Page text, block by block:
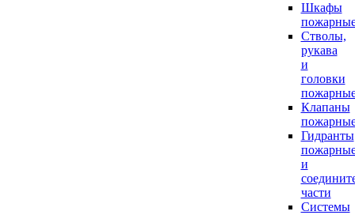
Шкафы
Стволы,
рукава
и
головки
Клапаны
Гидранты
и
части
Системы